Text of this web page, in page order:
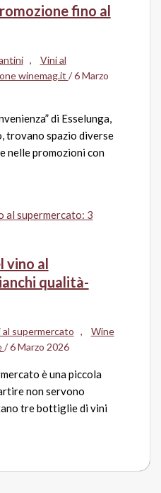
fino al
,
Vini al
winemag.it /6 Marzo
di Esselunga,
trovano spazio diverse
nelle promozioni con
vino al
qualità-
al supermercato ,
Wine
/6 Marzo 2026
è una piccola
non servono
tre bottiglie di vini